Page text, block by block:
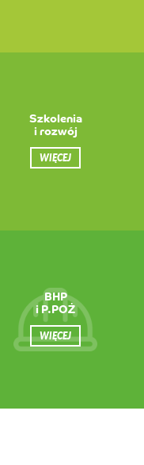
Szkolenia
i rozwój
WIĘCEJ
BHP
i P.POŻ
WIĘCEJ